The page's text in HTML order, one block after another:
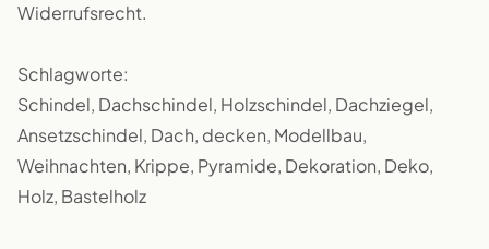
Widerrufsrecht.
Schlagworte:
Schindel, Dachschindel, Holzschindel, Dachziegel,
Ansetzschindel, Dach, decken, Modellbau,
Weihnachten, Krippe, Pyramide, Dekoration, Deko,
Holz, Bastelholz